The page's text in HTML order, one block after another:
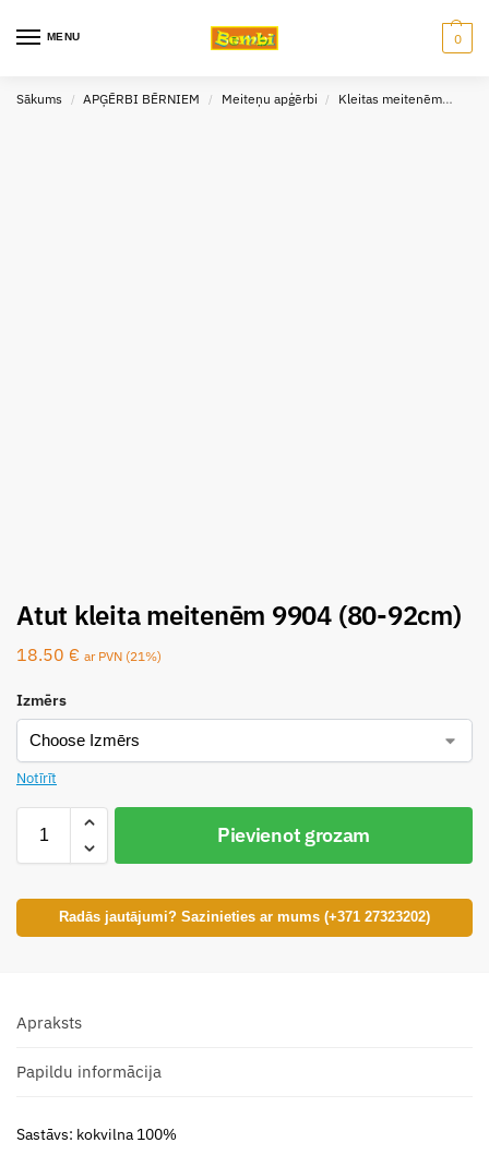
MENU 0
Sākums / APĢĒRBI BĒRNIEM / Meiteņu apģērbi / Kleitas meitenēm
Atut kleita meitenēm 9904 (80-92cm)
18.50 € ar PVN (21%)
Izmērs
Notīrīt
Pievienot grozam
Radās jautājumi? Sazinieties ar mums (+371 27323202)
Apraksts
Papildu informācija
Sastāvs: kokvilna 100%